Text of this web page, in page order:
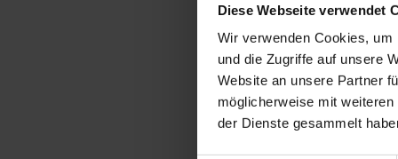
Diese Webseite verwendet
Wir verwenden Cookies,
und die Zugriffe auf unsere
Website an unsere Partner
möglicherweise mit
der Dienste gesammelt